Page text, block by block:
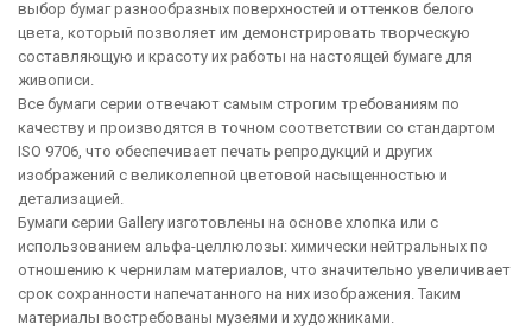
выбор бумаг разнообразных поверхностей и оттенков белого
цвета, который позволяет им демонстрировать творческую
составляющую и красоту их работы на настоящей бумаге для
живописи.
Все бумаги серии отвечают самым строгим требованиям по
качеству и производятся в точном соответствии со стандартом
ISO 9706, что обеспечивает печать репродукций и других
изображений с великолепной цветовой насыщенностью и
детализацией.
Бумаги серии Gallery изготовлены на основе хлопка или с
использованием альфа-целлюлозы: химически нейтральных по
отношению к чернилам материалов, что значительно увеличивает
срок сохранности напечатанного на них изображения. Таким
материалы востребованы музеями и художниками.